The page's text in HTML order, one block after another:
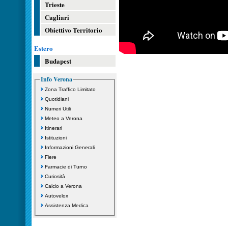
Trieste
Cagliari
Obiettivo Territorio
Estero
Budapest
Info Verona
Zona Traffico Limitato
Quotidiani
Numeri Utili
Meteo a Verona
Itinerari
Istituzioni
Informazioni Generali
Fiere
Farmacie di Turno
Curiosità
Calcio a Verona
Autovelox
Assistenza Medica